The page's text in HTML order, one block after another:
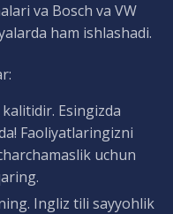
va Bosch va VW
ham ishlashadi.
Esingizda
Faoliyatlaringizni
uchun
Ingliz tili sayyohlik